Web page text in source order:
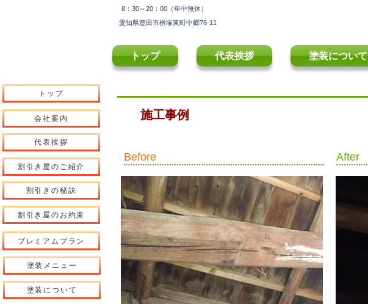
​8：30～20：00（年中無休）
愛知県豊田市桝塚東町中郷76-11
トップ 代表挨拶 塗装について
​施工事例
​Before After
トップ
会社案内
代表挨拶
割引き屋のご紹介
割引きの秘訣
割引き屋のお約束
プレミアムプラン
塗装について
塗装メニュー